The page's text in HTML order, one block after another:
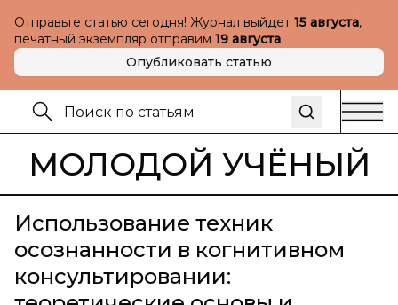
Отправьте статью сегодня! Журнал выйдет 15 августа,
печатный экземпляр отправим 19 августа
Опубликовать статью
МОЛОДОЙ УЧЁНЫЙ
Использование техник
осознанности в когнитивном
консультировании: